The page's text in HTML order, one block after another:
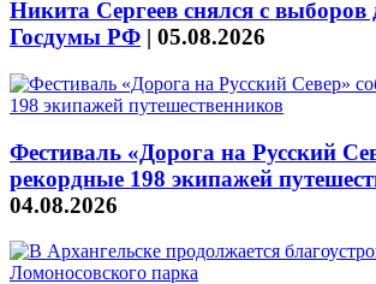
Никита Сергеев снялся с выборов
Госдумы РФ | 05.08.2026
Фестиваль «Дорога на Русский
рекордные 198 экипажей
04.08.2026